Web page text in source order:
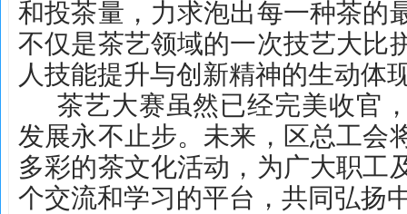
和投茶量，力求泡出每一种茶的
不仅是茶艺领域的一次技艺大比
人技能提升与创新精神的生动体
茶艺大赛虽然已经完美收官
发展永不止步。未来，区总工会
多彩的茶文化活动，为广大职工
个交流和学习的平台，共同弘扬